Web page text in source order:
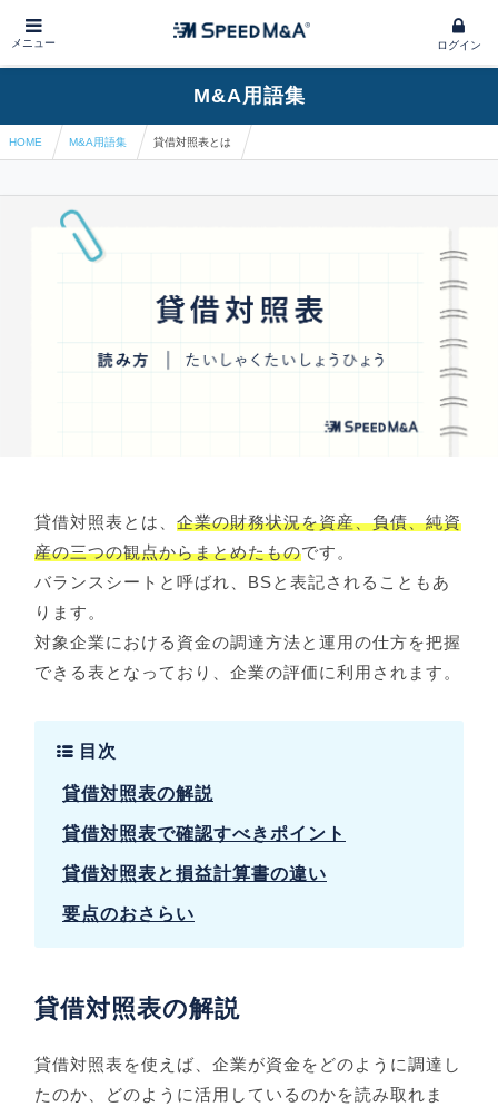
メニュー ログイン
M&A用語集
HOME M&A用語集 貸借対照表とは
貸借対照表とは、企業の財務状況を資産、負債、純資
産の三つの観点からまとめたものです。
バランスシートと呼ばれ、BSと表記されることもあ
ります。
対象企業における資金の調達方法と運用の仕方を把握
できる表となっており、企業の評価に利用されます。
目次
貸借対照表の解説
貸借対照表で確認すべきポイント
貸借対照表と損益計算書の違い
要点のおさらい
貸借対照表の解説
貸借対照表を使えば、企業が資金をどのように調達し
たのか、どのように活用しているのかを読み取れま